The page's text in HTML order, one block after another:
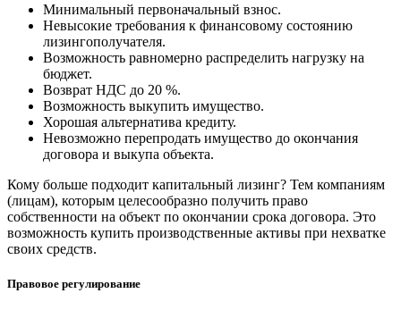
Минимальный первоначальный взнос.
Невысокие требования к финансовому состоянию
лизингополучателя.
Возможность равномерно распределить нагрузку на
бюджет.
Возврат НДС до 20 %.
Возможность выкупить имущество.
Хорошая альтернатива кредиту.
Невозможно перепродать имущество до окончания
договора и выкупа объекта.
Кому больше подходит капитальный лизинг? Тем компаниям
(лицам), которым целесообразно получить право
собственности на объект по окончании срока договора. Это
возможность купить производственные активы при нехватке
своих средств.
Правовое регулирование